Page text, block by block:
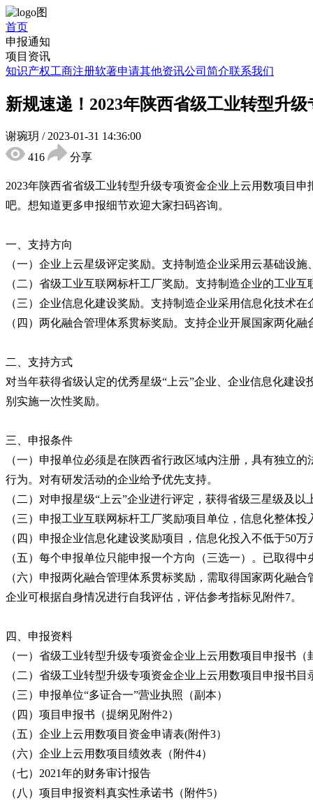
首页
申报通知
项目资讯
知识产权工商注册软著申请其他资讯公司简介联系我们
新规速递！2023年陕西省级工业转型升
谢琬玥 / 2023-01-31 14:36:00
416
分享
2023年陕西省省级工业转型升级专项资金企业上云用数项目
吧。想知道更多申报细节欢迎大家扫码咨询。
一、支持方向
（一）企业上云星级评定奖励。支持制造企业采用云基础设
（二）省级工业互联网标杆工厂奖励。支持制造企业的工业
（三）企业信息化建设奖励。支持制造企业采用信息化技术
（四）两化融合管理体系贯标奖励。支持企业开展国家两化
二、支持方式
对当年获得省级认定的优秀星级“上云”企业、企业信息化建
别实施一次性奖励。
三、申报条件
（一）申报单位必须是在陕西省行政区域内注册，具有独立
行为。对有研发活动的企业给予优先支持。
（二）对申报星级“上云”企业进行评定，获得省级三星级及以
（三）申报工业互联网标杆工厂奖励项目单位，信息化整体
（四）申报企业信息化建设奖励项目，信息化投入不低于50
（五）每个申报单位只能申报一个方向（三选一）。已取得
（六）申报两化融合管理体系贯标奖励，需取得国家两化融
企业可根据自身情况进行自我评估，评估参考指标见附件7。
四、申报资料
（一）省级工业转型升级专项资金企业上云用数项目申报书（
（二）省级工业转型升级专项资金企业上云用数项目申报书目
（三）申报单位“多证合一”营业执照（副本）
（四）项目申报书（提纲见附件2）
（五）企业上云用数项目资金申请表(附件3）
（六）企业上云用数项目绩效表（附件4）
（七）2021年的财务审计报告
（八）项目申报资料真实性承诺书（附件5）